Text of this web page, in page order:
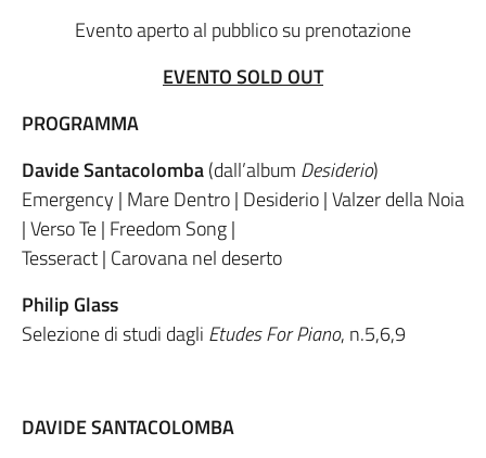
Evento aperto al pubblico su prenotazione
EVENTO SOLD OUT
PROGRAMMA
Davide Santacolomba(dall’album Desiderio)
Emergency | Mare Dentro | Desiderio | Valzer della Noia
| Verso Te | Freedom Song |
Tesseract | Carovana nel deserto
Philip Glass
Selezione di studi dagli Etudes For Piano, n.5,6,9
DAVIDE SANTACOLOMBA